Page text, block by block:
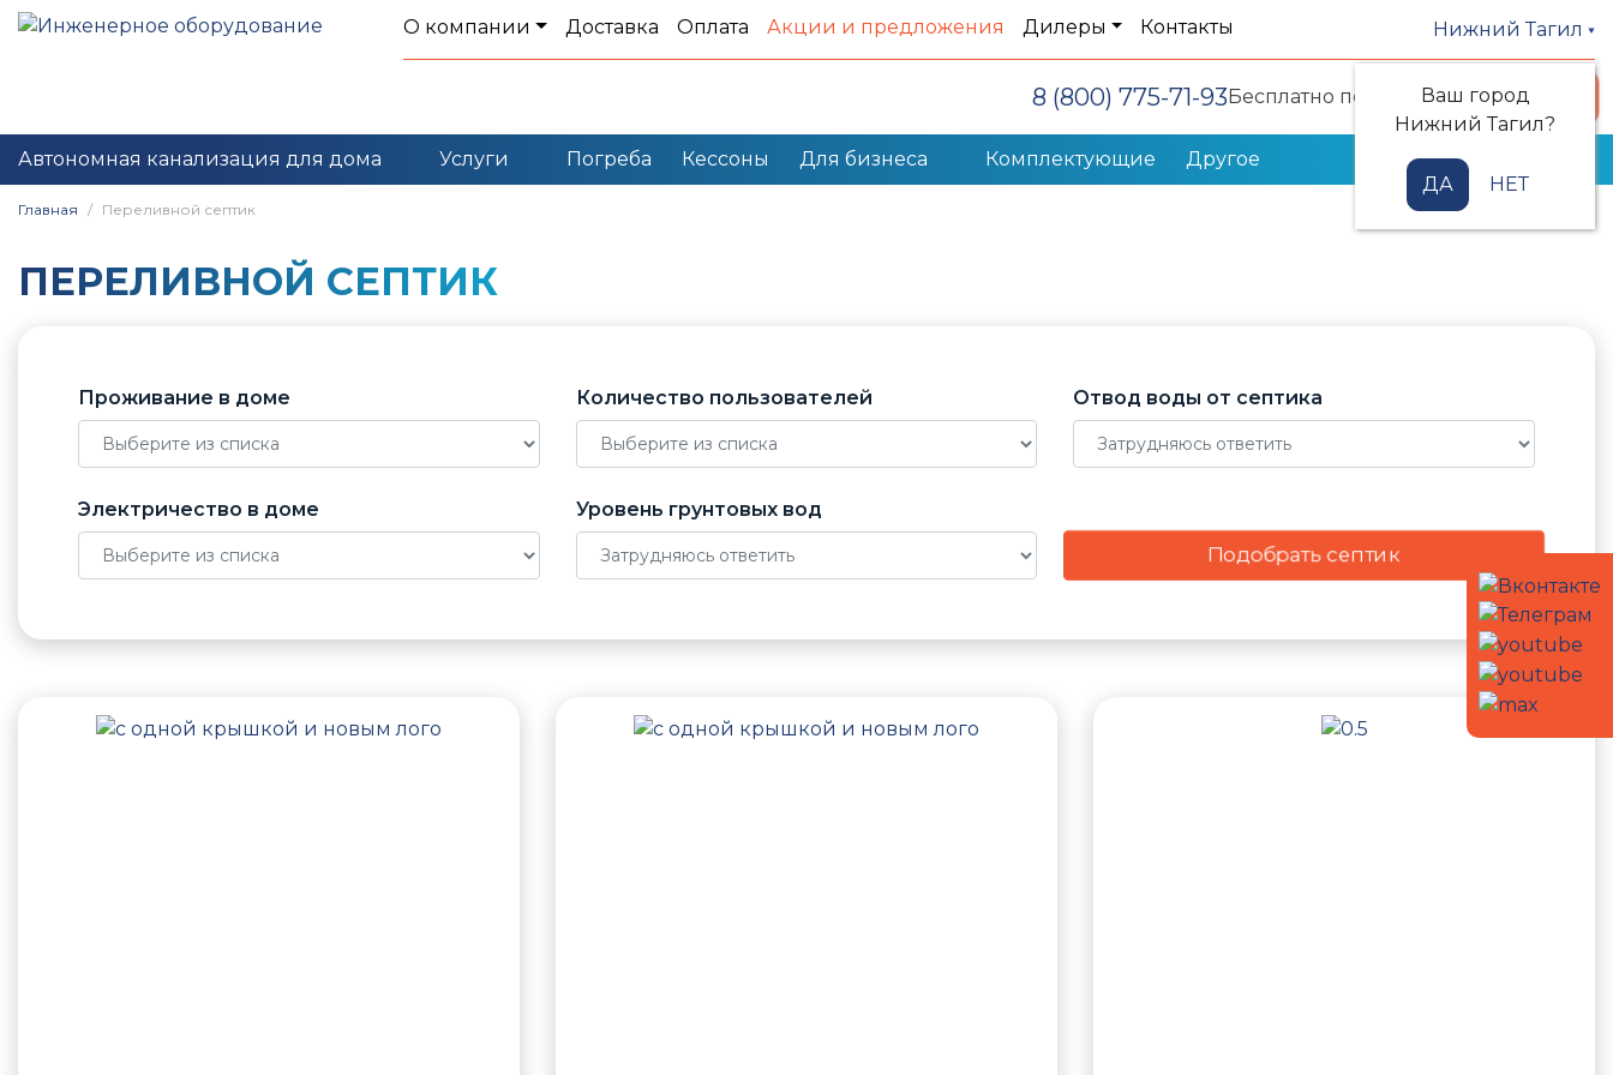
О компании Доставка Оплата Акции и предложения Дилеры Контакты Нижний Тагил
Ваш город
Нижний Тагил?
ДА НЕТ
8 (800) 775-71-93Бесплатно по РФ Заказать звонок
Автономная канализация для дома Услуги Погреба Кессоны Для бизнеса Комплектующие Другое
Главная Переливной септик
ПЕРЕЛИВНОЙ СЕПТИК
Проживание в доме Количество пользователей Отвод воды от септика
Электричество в доме Уровень грунтовых вод
Подобрать септик